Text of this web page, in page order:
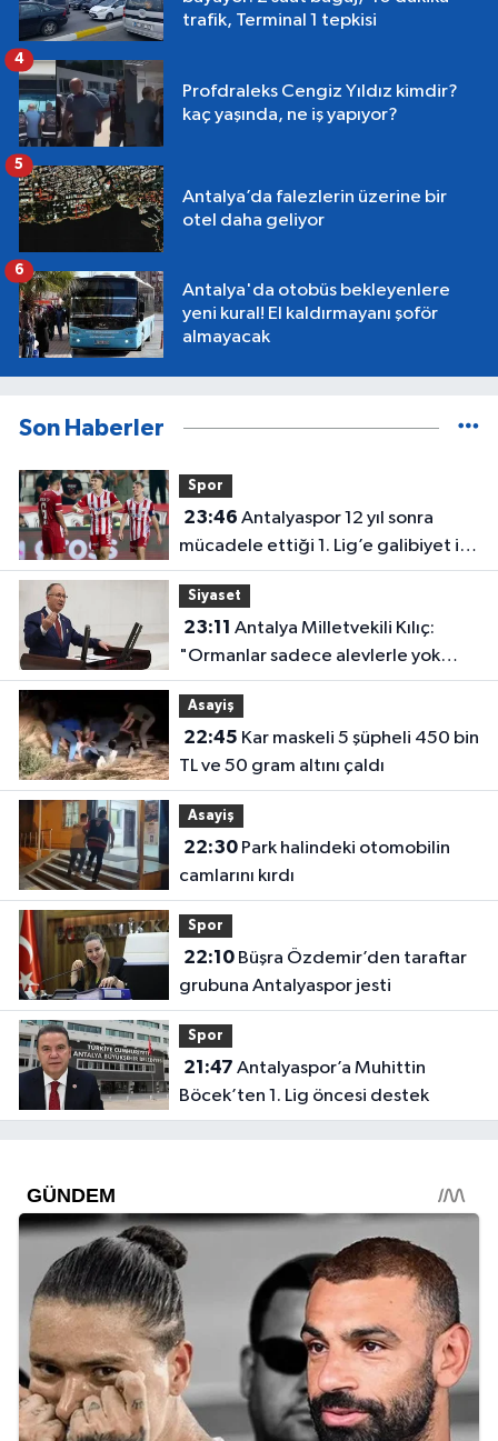
trafik, Terminal 1 tepkisi
Profdraleks Cengiz Yıldız kimdir?
kaç yaşında, ne iş yapıyor?
4
Antalya’da falezlerin üzerine bir
otel daha geliyor
5
Antalya'da otobüs bekleyenlere
yeni kural! El kaldırmayanı şoför
almayacak
6
Son Haberler
Spor
23:46
mücadele ettiği 1. Lig’e galibiyet ile
başladı
Siyaset
23:11
"Ormanlar sadece alevlerle yok
olmuyor"
Asayiş
22:45
TL ve 50 gram altını çaldı
Asayiş
22:30Park halindeki otomobilin
camlarını kırdı
Spor
22:10Büşra Özdemir’den taraftar
grubuna Antalyaspor jesti
Spor
21:47
Böcek’ten 1. Lig öncesi destek